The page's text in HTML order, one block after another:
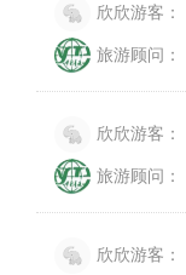
欣欣游客：
旅游顾问：
欣欣游客：
旅游顾问：
欣欣游客：